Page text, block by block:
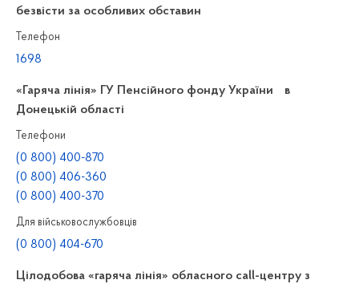
безвісти за особливих обставин
Телефон
1698
«Гаряча лінія» ГУ Пенсійного фонду України в
Донецькій області
Телефони
(0 800) 400-870
(0 800) 406-360
(0 800) 400-370
Для військовослужбовців
(0 800) 404-670
Цілодобова «гаряча лінія» обласного call-центру з